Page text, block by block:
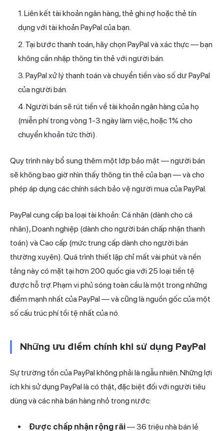
Liên kết tài khoản ngân hàng, thẻ ghi nợ hoặc thẻ tín
dụng với tài khoản PayPal của bạn.
Tại bước thanh toán, hãy chọn PayPal và xác thực — bạn
không cần nhập thông tin thẻ với người bán.
PayPal xử lý thanh toán và chuyển tiền vào số dư PayPal
của người bán.
Người bán sẽ rút tiền về tài khoản ngân hàng của họ
(miễn phí trong vòng 1-3 ngày làm việc, hoặc 1% cho
chuyển khoản tức thời).
Quy trình này bổ sung thêm một lớp bảo mật — người bán
sẽ không bao giờ nhìn thấy thông tin thẻ của bạn — và cho
phép áp dụng các chính sách bảo vệ người mua của PayPal.
PayPal cung cấp ba loại tài khoản: Cá nhân (dành cho cá
nhân), Doanh nghiệp (dành cho người bán chấp nhận thanh
toán) và Cao cấp (mức trung cấp dành cho người bán
thường xuyên). Quá trình thiết lập chỉ mất vài phút và nền
tảng này có mặt tại hơn 200 quốc gia với 25 loại tiền tệ
được hỗ trợ. Phạm vi phủ sóng toàn cầu là một trong những
điểm mạnh nhất của PayPal — và cũng là nguồn gốc của một
số cấu trúc phí tồi tệ nhất của nó.
Những ưu điểm chính khi sử dụng PayPal
Sự trường tồn của PayPal không phải là ngẫu nhiên. Những lợi
ích khi sử dụng PayPal là có thật, đặc biệt đối với người tiêu
dùng và các nhà bán hàng nhỏ trong nước:
Được chấp nhận rộng rãi— 36 triệu nhà bán lẻ